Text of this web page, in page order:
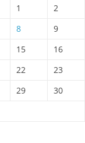
1
2
8
9
15
16
22
23
29
30